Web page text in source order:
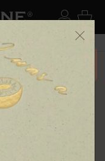
ログ
) カ
無料 メニ